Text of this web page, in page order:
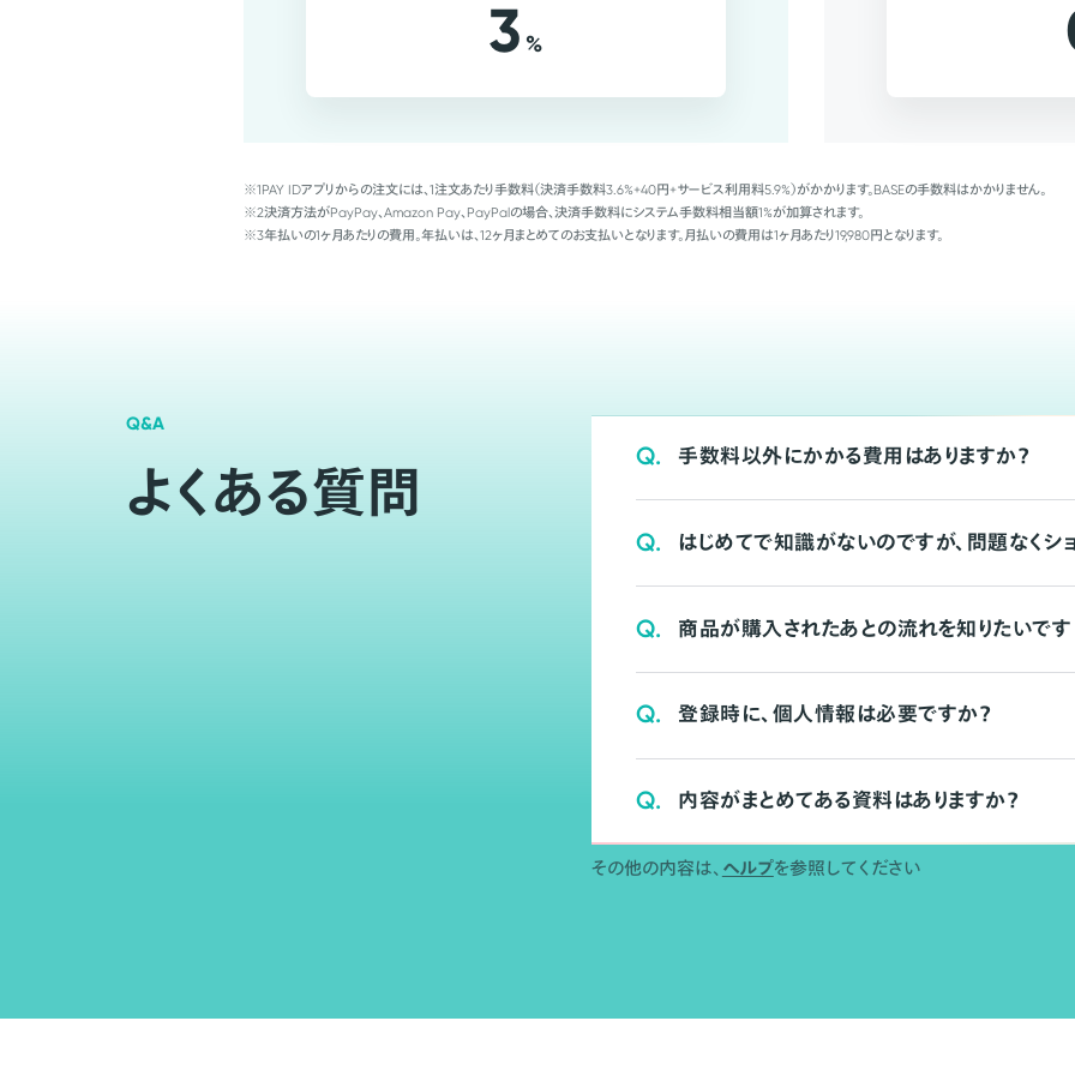
3 %
※1PAY IDアプリからの注文には、1注文あたり手数料（決済手数料3.6%+40円+サービス利用料5.9%）がかかります。BASEの手数料はかかりません。
※2決済方法がPayPay、Amazon Pay、PayPalの場合、決済手数料にシステム手数料相当額1%が加算されます。
※3年払いの1ヶ月あたりの費用。年払いは、12ヶ月まとめてのお支払いとなります。月払いの費用は1ヶ月あたり19,980円となります。
Q&A
よくある質問
Q. 手数料以外にかかる費用はありますか？
Q. はじめてで知識がないのですが、問題なくシ
Q. 商品が購入されたあとの流れを知りたいです
Q. 登録時に、個人情報は必要ですか？
Q. 内容がまとめてある資料はありますか？
その他の内容は、 ヘルプを参照してください